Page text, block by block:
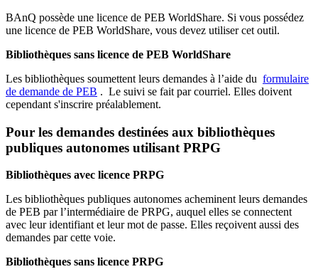
BAnQ possède une licence de PEB WorldShare. Si vous possédez
une licence de PEB WorldShare, vous devez utiliser cet outil.
Bibliothèques sans licence de PEB WorldShare
Les bibliothèques soumettent leurs demandes à l’aide du formulaire
de demande de PEB . Le suivi se fait par courriel. Elles doivent
cependant s'inscrire préalablement.
Pour les demandes destinées aux bibliothèques
publiques autonomes utilisant PRPG
Bibliothèques avec licence PRPG
Les bibliothèques publiques autonomes acheminent leurs demandes
de PEB par l’intermédiaire de PRPG, auquel elles se connectent
avec leur identifiant et leur mot de passe. Elles reçoivent aussi des
demandes par cette voie.
Bibliothèques sans licence PRPG